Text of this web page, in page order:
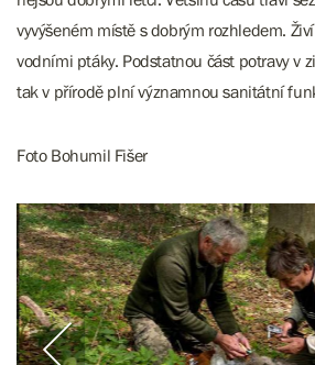
vyvýšeném místě s dobrým rozhledem.
vodními ptáky. Podstatnou část potravy v
tak v přírodě plní významnou sanitátní
Foto Bohumil Fišer